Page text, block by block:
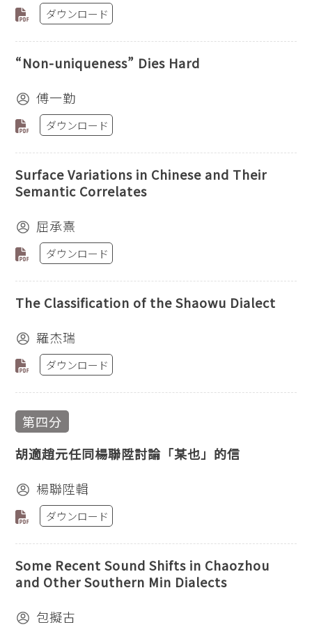
ダウンロード
“Non-uniqueness” Dies Hard
傅一勤
ダウンロード
Surface Variations in Chinese and Their
Semantic Correlates
屈承熹
ダウンロード
The Classification of the Shaowu Dialect
羅杰瑞
ダウンロード
第四分
胡適趙元任同楊聯陞討論「某也」的信
楊聯陞輯
ダウンロード
Some Recent Sound Shifts in Chaozhou
and Other Southern Min Dialects
包擬古